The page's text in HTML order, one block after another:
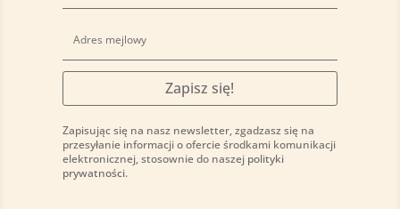
Zapisz się!
Zapisując się na nasz newsletter, zgadzasz się na
przesyłanie informacji o ofercie środkami komunikacji
elektronicznej, stosownie do naszej polityki
prywatności.